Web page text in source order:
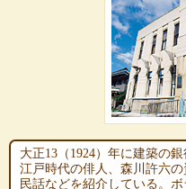
大正13（1924）年に建築の
江戸時代の俳人、森川許六の
民話などを紹介している。